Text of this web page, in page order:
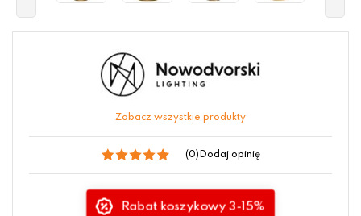
Zobacz wszystkie produkty
(0) Dodaj opinię
Rabat koszykowy 3-15%